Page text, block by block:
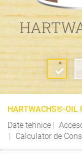
HARTWACHS®-OIL
Date tehnice
Calculator de